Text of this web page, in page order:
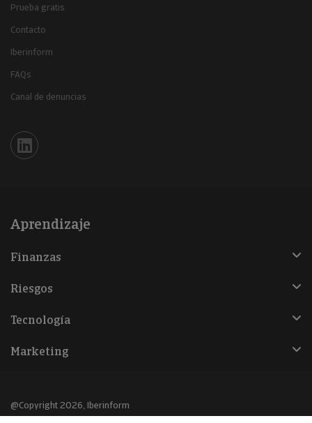
Prueba gratis
Contacto
Iberinform
FAQs
Canal de denuncias
Iberinform en Linkedin
Aprendizaje
Finanzas
Riesgos
Tecnología
Marketing
@Copyright 2026, Iberinform